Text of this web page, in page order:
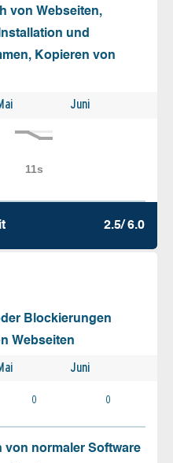
von Webseiten,
und
Kopieren von
Juni
2.5/ 6.0
Blockierungen
Webseiten
Juni
0 0
von normaler Software